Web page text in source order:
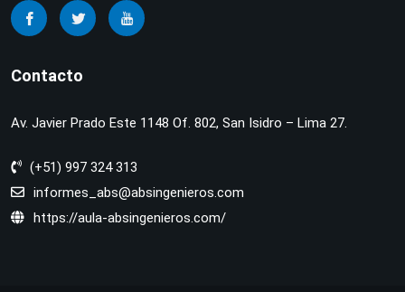
Contacto
Av. Javier Prado Este 1148 Of. 802, San Isidro – Lima 27.
(+51) 997 324 313
informes_abs@absingenieros.com
https://aula-absingenieros.com/